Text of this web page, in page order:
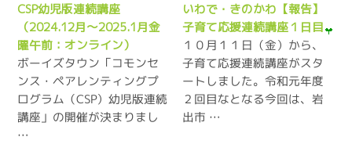
CSP幼児版連続講座
（2024.12月～2025.1月金
曜午前：オンライン）
ボーイズタウン「コモンセ
ンス・ペアレンティングプ
ログラム（CSP）幼児版連続
講座」の開催が決まりまし
…
いわで・きのかわ【報告】
子育て応援連続講座１日目
１０月１１日（金）から、
子育て応援連続講座がスタ
ートしました。令和元年度
２回目なとなる今回は、岩
出市 …